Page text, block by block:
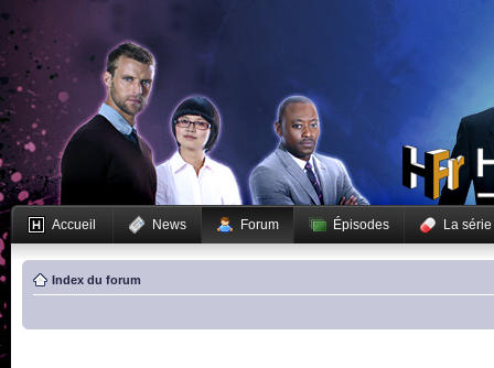
Accueil News Forum Épisodes La série
Index du forum